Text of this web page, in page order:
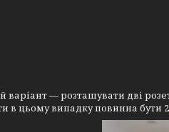
варіант — розташувати дві
в цьому випадку повинна бути